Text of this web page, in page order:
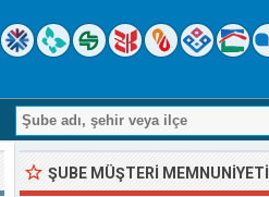
ŞUBE MÜŞTERI MEMNUNIYETI